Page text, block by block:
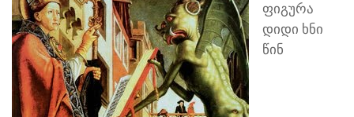
ფიგურა
დიდი ხნი
წინ